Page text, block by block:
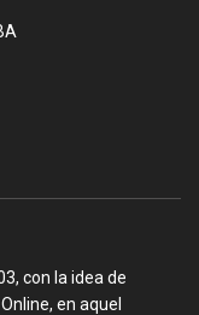
con la idea de
en aquel